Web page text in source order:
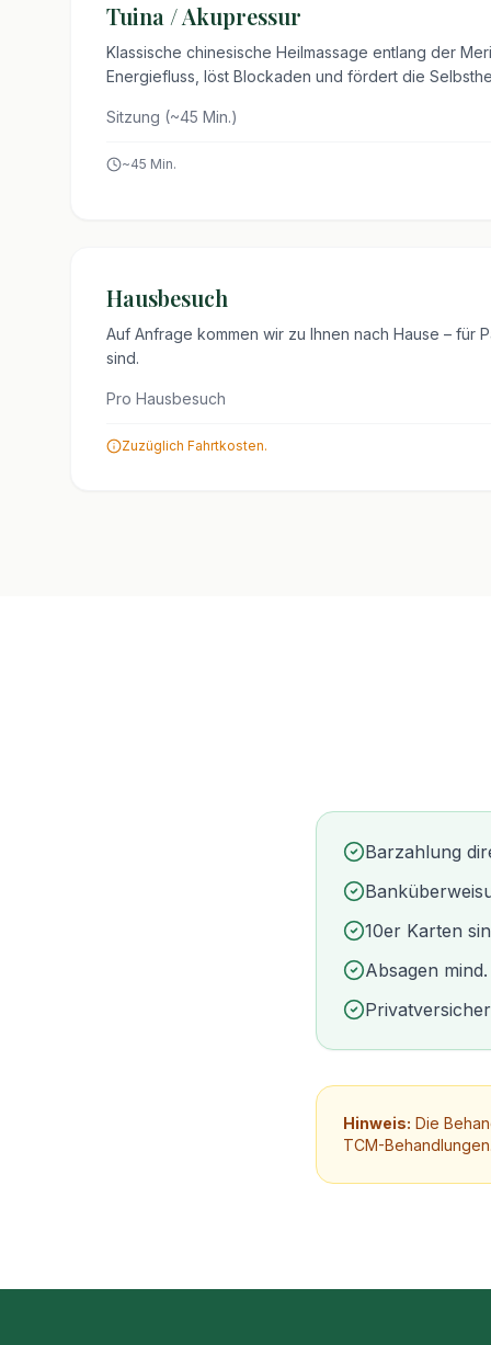
Tuina / Akupressur
Klassische chinesische Heilmassage entlang der
Energiefluss, löst Blockaden und fördert die
Sitzung (~45 Min.)
~45 Min.
Hausbesuch
Auf Anfrage kommen wir zu Ihnen nach Hause – für
sind.
Pro Hausbesuch
Zuzüglich Fahrtkosten.
Barzahlung
10er Karten
Absagen
Hinweis: Die
TCM-